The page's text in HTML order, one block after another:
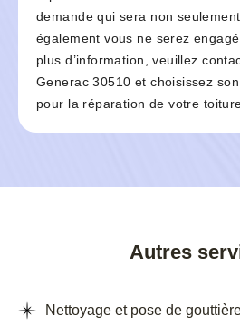
demande qui sera non
également vous ne serez
plus d’information, veuillez
Generac 30510 et choisissez
pour la réparation de votre
Autres
Nettoyage et pose de